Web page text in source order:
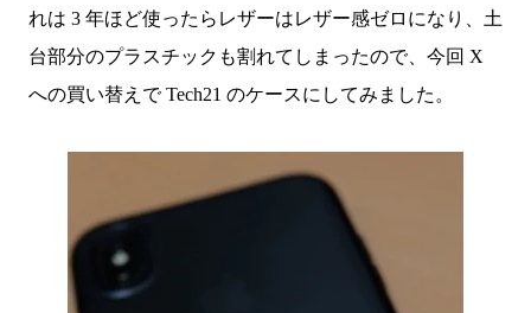
れは 3 年ほど使ったらレザーはレザー感ゼロになり、土
台部分のプラスチックも割れてしまったので、今回 X
への買い替えで Tech21 のケースにしてみました。